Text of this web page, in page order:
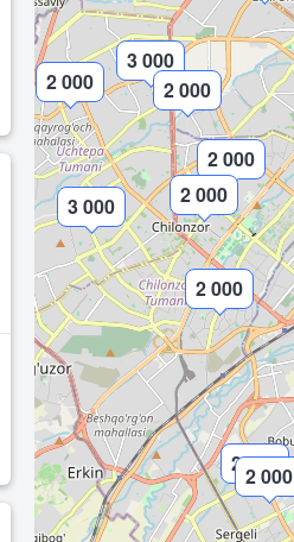
2 000
2 000
2 000
3 000
2 000
3 000
2 000
2 000
2 000